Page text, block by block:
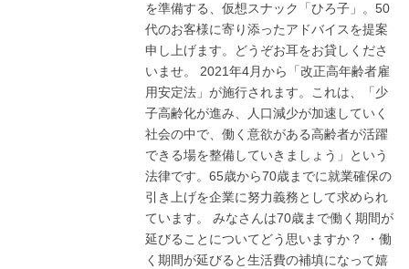
を準備する、仮想スナック「ひろ子」。50
代のお客様に寄り添ったアドバイスを提案
申し上げます。どうぞお耳をお貸しくださ
いませ。 2021年4月から「改正高年齢者雇
用安定法」が施行されます。これは、「少
子高齢化が進み、人口減少が加速していく
社会の中で、働く意欲がある高齢者が活躍
できる場を整備していきましょう」という
法律です。65歳から70歳までに就業確保の
引き上げを企業に努力義務として求められ
ています。 みなさんは70歳まで働く期間が
延びることについてどう思いますか？ ・働
く期間が延びると生活費の補填になって嬉